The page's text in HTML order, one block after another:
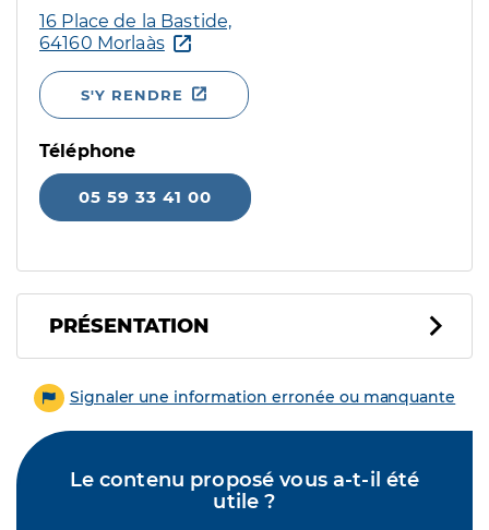
16 Place de la Bastide,
64160 Morlaàs
S'Y RENDRE
Téléphone
05 59 33 41 00
PRÉSENTATION
Signaler une information erronée ou manquante
Le contenu proposé vous a-t-il été
utile ?